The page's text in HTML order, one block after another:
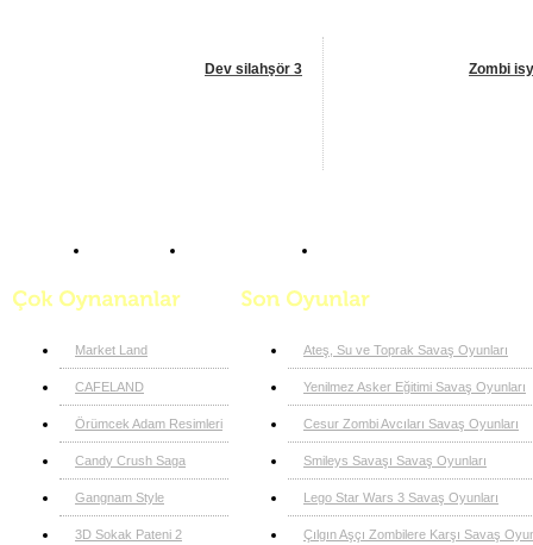
Dev silahşör 3 Zombi
Market Land
CAFELAND
Örümcek Adam Resimleri
Candy Crush Saga
Gangnam Style
3D Sokak Pateni 2
Ateş, Su ve Toprak Savaş Oyunları
Yenilmez Asker Eğitimi Savaş Oyunları
Cesur Zombi Avcıları Savaş Oyunları
Smileys Savaşı Savaş Oyunları
Lego Star Wars 3 Savaş Oyunları
Çılgın Aşçı Zombilere Karşı Savaş